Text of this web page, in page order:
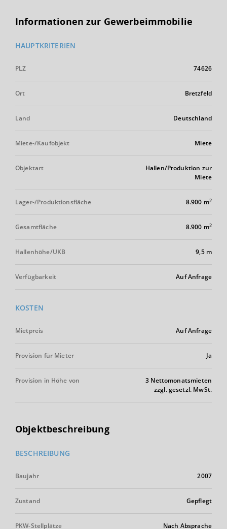
Informationen zur Gewerbeimmobilie
HAUPTKRITERIEN
PLZ 74626
Ort Bretzfeld
Land Deutschland
Miete-/Kaufobjekt Miete
Objektart
Hallen/Produktion zur
Miete
Lager-/Produktionsfläche 8.900 m2
Gesamtfläche 8.900 m2
Hallenhöhe/UKB 9,5 m
Verfügbarkeit Auf Anfrage
KOSTEN
Mietpreis Auf Anfrage
Provision für Mieter Ja
Provision in Höhe von
3 Nettomonatsmieten
zzgl. gesetzl. MwSt.
Objektbeschreibung
BESCHREIBUNG
Baujahr 2007
Zustand Gepflegt
PKW-Stellplätze Nach Absprache